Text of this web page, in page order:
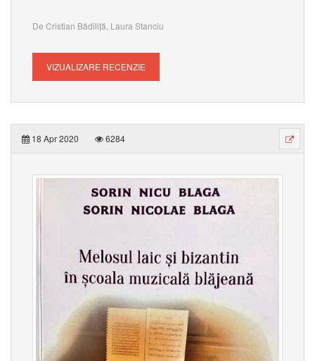
De Cristian Bădiliță, Laura Stanciu
VIZUALIZARE RECENZIE
18 Apr 2020 6284